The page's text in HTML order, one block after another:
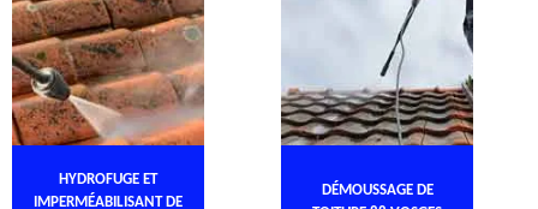
HYDROFUGE ET
IMPERMÉABILISANT DE
DÉMOUSSAGE DE